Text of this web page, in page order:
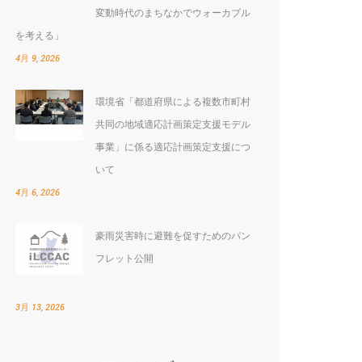
変動時代のまちなかでウォーカブル
を考える」
4月 9, 2026
環境省「都道府県による複数市町村
共同の地域適応計画策定支援モデル
事業」に係る適応計画策定支援につ
いて
4月 6, 2026
豪雨災害時に避難を促すためのパン
フレット公開
3月 13, 2026